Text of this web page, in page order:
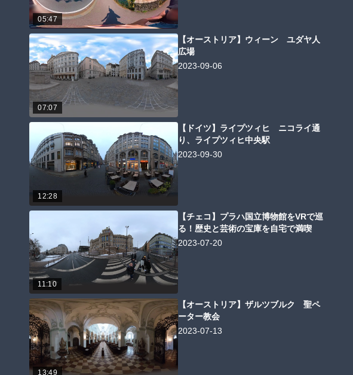
05:47
07:07
【オーストリア】ウィーン ユダヤ人
広場
2023-09-06
12:28
【ドイツ】ライプツィヒ ニコライ通
り、ライプツィヒ中央駅
2023-09-30
11:10
【チェコ】プラハ国立博物館をVRで巡
る！歴史と芸術の宝庫を自宅で満喫
2023-07-20
13:49
【オーストリア】ザルツブルク 聖ペ
ーター教会
2023-07-13